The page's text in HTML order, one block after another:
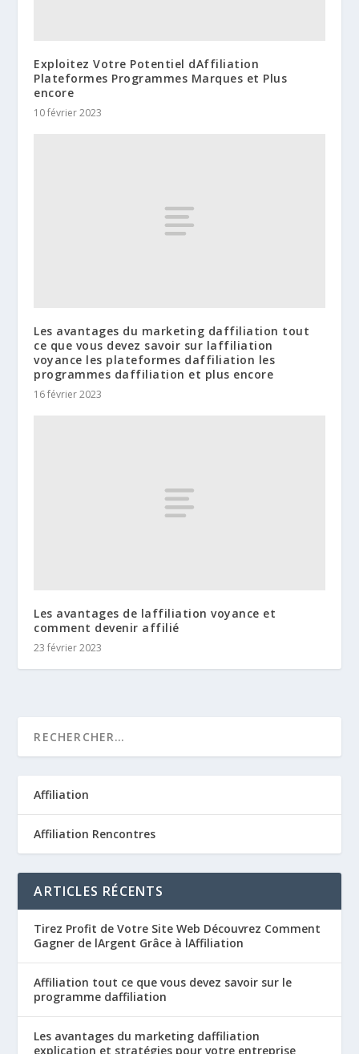
Exploitez Votre Potentiel dAffiliation
Plateformes Programmes Marques et Plus
encore
10 février 2023
Les avantages du marketing daffiliation tout
ce que vous devez savoir sur laffiliation
voyance les plateformes daffiliation les
programmes daffiliation et plus encore
16 février 2023
Les avantages de laffiliation voyance et
comment devenir affilié
23 février 2023
Affiliation
Affiliation Rencontres
ARTICLES RÉCENTS
Tirez Profit de Votre Site Web Découvrez Comment
Gagner de lArgent Grâce à lAffiliation
Affiliation tout ce que vous devez savoir sur le
programme daffiliation
Les avantages du marketing daffiliation
explication et stratégies pour votre entreprise